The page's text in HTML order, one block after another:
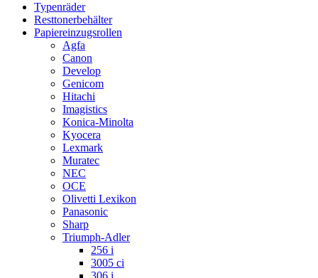
Typenräder
Resttonerbehälter
Papiereinzugsrollen
Agfa
Canon
Develop
Genicom
Hitachi
Imagistics
Konica-Minolta
Kyocera
Lexmark
Muratec
NEC
OCE
Olivetti Lexikon
Panasonic
Sharp
Triumph-Adler
256 i
3005 ci